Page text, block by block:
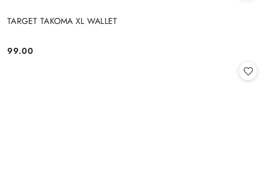
TARGET TAKOMA XL WALLET
Cena:
99.00